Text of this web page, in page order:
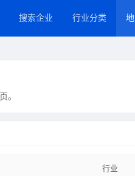
搜索企业 行业分类
。
行业